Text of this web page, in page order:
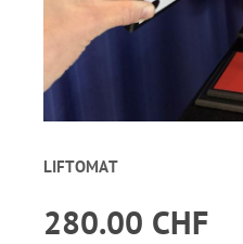
LIFTOMAT
280.00 CHF